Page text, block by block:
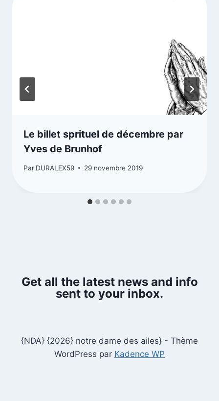
Le billet sprituel de décembre par
Yves de Brunhof
Par DURALEX59 29 novembre 2019
Get all the latest news and info
sent to your inbox.
{NDA} {2026} notre dame des ailes} - Thème
WordPress par Kadence WP